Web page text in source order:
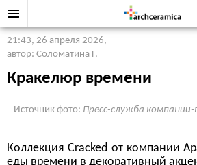
21:43, 26 апреля 2026,
автор: Соломатина Г.
Кракелюр времени
Источник фото: Пресс-служба
Коллекция Cracked от компании
еды времени в декоративный